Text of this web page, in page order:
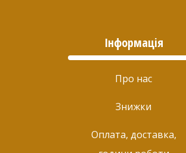
Інформація
Про нас
Знижки
Оплата, доставка,